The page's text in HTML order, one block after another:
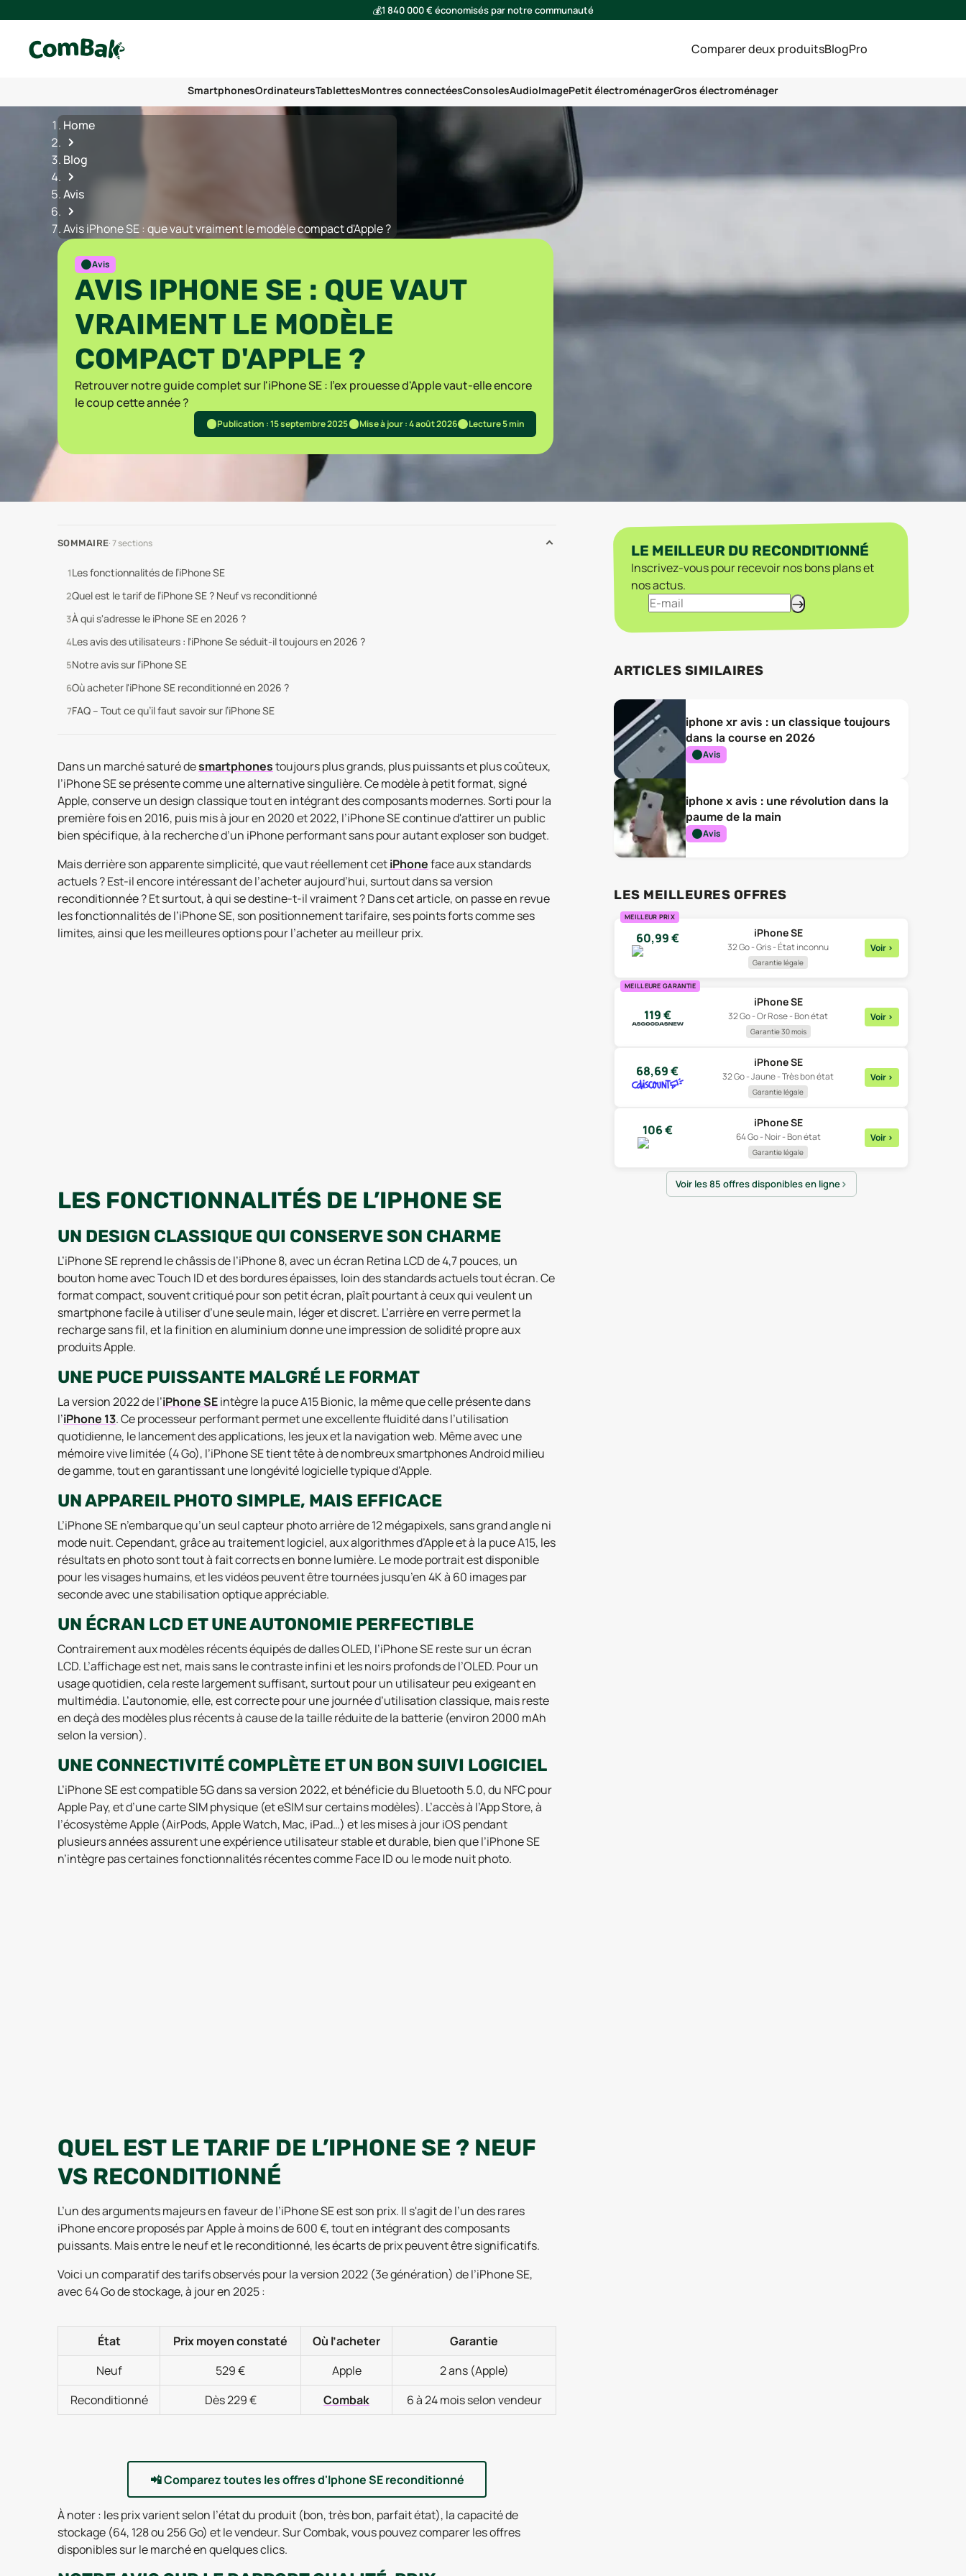
💰1 840 000 € économisés par notre communauté
Comparer deux produitsBlogPro
SmartphonesOrdinateursTablettesMontres connectéesConsolesAudioImagePetit électroménagerGros électroménager
Home
Blog
Avis
Avis iPhone SE : que vaut vraiment le modèle compact d'Apple ?
Avis
AVIS IPHONE SE : QUE VAUT
VRAIMENT LE MODÈLE
COMPACT D'APPLE ?
Retrouver notre guide complet sur l'iPhone SE : l'ex prouesse d'Apple vaut-elle encore
le coup cette année ?
Publication : 15 septembre 2025 Mise à jour : 4 août 2026 Lecture 5 min
SOMMAIRE·7sections
Les fonctionnalités de l’iPhone SE
Quel est le tarif de l’iPhone SE ? Neuf vs reconditionné
À qui s'adresse le iPhone SE en 2026 ?
Les avis des utilisateurs : l'iPhone Se séduit-il toujours en 2026 ?
Notre avis sur l’iPhone SE
Où acheter l'iPhone SE reconditionné en 2026 ?
FAQ – Tout ce qu’il faut savoir sur l’iPhone SE
Dans un marché saturé desmartphonestoujours plus grands, plus puissants et plus coûteux,
l’iPhone SE se présente comme une alternative singulière. Ce modèle à petit format, signé
Apple, conserve un design classique tout en intégrant des composants modernes. Sorti pour la
première fois en 2016, puis mis à jour en 2020 et 2022, l’iPhone SE continue d'attirer un public
bien spécifique, à la recherche d’un iPhone performant sans pour autant exploser son budget.
Mais derrière son apparente simplicité, que vaut réellement cetiPhoneface aux standards
actuels ? Est-il encore intéressant de l’acheter aujourd’hui, surtout dans sa version
reconditionnée ? Et surtout, à qui se destine-t-il vraiment ? Dans cet article, on passe en revue
les fonctionnalités de l’iPhone SE, son positionnement tarifaire, ses points forts comme ses
limites, ainsi que les meilleures options pour l’acheter au meilleur prix.
LES FONCTIONNALITÉS DE L’IPHONE SE
UN DESIGN CLASSIQUE QUI CONSERVE SON CHARME
L’iPhone SE reprend le châssis de l’iPhone 8, avec un écran Retina LCD de 4,7 pouces, un
bouton home avec Touch ID et des bordures épaisses, loin des standards actuels tout écran. Ce
format compact, souvent critiqué pour son petit écran, plaît pourtant à ceux qui veulent un
smartphone facile à utiliser d’une seule main, léger et discret. L’arrière en verre permet la
recharge sans fil, et la finition en aluminium donne une impression de solidité propre aux
produits Apple.
UNE PUCE PUISSANTE MALGRÉ LE FORMAT
La version 2022 de l’iPhone SEintègre la puce A15 Bionic, la même que celle présente dans
l’iPhone 13. Ce processeur performant permet une excellente fluidité dans l’utilisation
quotidienne, le lancement des applications, les jeux et la navigation web. Même avec une
mémoire vive limitée (4 Go), l’iPhone SE tient tête à de nombreux smartphones Android milieu
de gamme, tout en garantissant une longévité logicielle typique d’Apple.
UN APPAREIL PHOTO SIMPLE, MAIS EFFICACE
L’iPhone SE n’embarque qu’un seul capteur photo arrière de 12 mégapixels, sans grand angle ni
mode nuit. Cependant, grâce au traitement logiciel, aux algorithmes d’Apple et à la puce A15, les
résultats en photo sont tout à fait corrects en bonne lumière. Le mode portrait est disponible
pour les visages humains, et les vidéos peuvent être tournées jusqu’en 4K à 60 images par
seconde avec une stabilisation optique appréciable.
UN ÉCRAN LCD ET UNE AUTONOMIE PERFECTIBLE
Contrairement aux modèles récents équipés de dalles OLED, l’iPhone SE reste sur un écran
LCD. L’affichage est net, mais sans le contraste infini et les noirs profonds de l’OLED. Pour un
usage quotidien, cela reste largement suffisant, surtout pour un utilisateur peu exigeant en
multimédia. L’autonomie, elle, est correcte pour une journée d’utilisation classique, mais reste
en deçà des modèles plus récents à cause de la taille réduite de la batterie (environ 2000 mAh
selon la version).
UNE CONNECTIVITÉ COMPLÈTE ET UN BON SUIVI LOGICIEL
L’iPhone SE est compatible 5G dans sa version 2022, et bénéficie du Bluetooth 5.0, du NFC pour
Apple Pay, et d’une carte SIM physique (et eSIM sur certains modèles). L’accès à l’App Store, à
l’écosystème Apple (AirPods, Apple Watch, Mac, iPad…) et les mises à jour iOS pendant
plusieurs années assurent une expérience utilisateur stable et durable, bien que l’iPhone SE
n’intègre pas certaines fonctionnalités récentes comme Face ID ou le mode nuit photo.
QUEL EST LE TARIF DE L’IPHONE SE ? NEUF
VS RECONDITIONNÉ
L’un des arguments majeurs en faveur de l’iPhone SE est son prix. Il s'agit de l’un des rares
iPhone encore proposés par Apple à moins de 600 €, tout en intégrant des composants
puissants. Mais entre le neuf et le reconditionné, les écarts de prix peuvent être significatifs.
Voici un comparatif des tarifs observés pour la version 2022 (3e génération) de l’iPhone SE,
avec 64 Go de stockage, à jour en 2025 :
État Prix moyen constaté Où l’acheter
Garantie
Neuf
529 € Apple
2 ans (Apple)
Reconditionné
Dès 229 € Combak 6 à 24 mois selon vendeur
📲Comparez toutes les offres d'Iphone SE reconditionné
À noter : les prix varient selon l’état du produit (bon, très bon, parfait état), la capacité de
stockage (64, 128 ou 256 Go) et le vendeur. Sur Combak, vous pouvez comparer les offres
disponibles sur le marché en quelques clics.
LE MEILLEUR DU RECONDITIONNÉ
Inscrivez-vous pour recevoir nos bons plans et
nos actus.
ARTICLES SIMILAIRES
iphone xr avis : un classique toujours
dans la course en 2026
Avis
iphone x avis : une révolution dans la
paume de la main
Avis
LES MEILLEURES OFFRES
MEILLEUR PRIX
60,99€ iPhone SE
32 Go - Gris - État inconnu
Garantie légale
Voir >
MEILLEURE GARANTIE
119€
iPhone SE
32 Go - Or Rose - Bon état
Garantie 30 mois
Voir >
68,69€
iPhone SE
32 Go - Jaune - Très bon état
Garantie légale
Voir >
106€ iPhone SE
64 Go - Noir - Bon état
Garantie légale
Voir >
Voir les 85 offres disponibles en ligne